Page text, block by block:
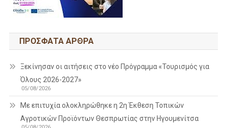
ΠΡΌΣΦΑΤΑ ΆΡΘΡΑ
Ξεκίνησαν οι αιτήσεις στο νέο Πρόγραμμα «Τουρισμός για
Όλους 2026-2027»
05/08/2026
Με επιτυχία ολοκληρώθηκε η 2η Έκθεση Τοπικών
Αγροτικών Προϊόντων Θεσπρωτίας στην Ηγουμενίτσα